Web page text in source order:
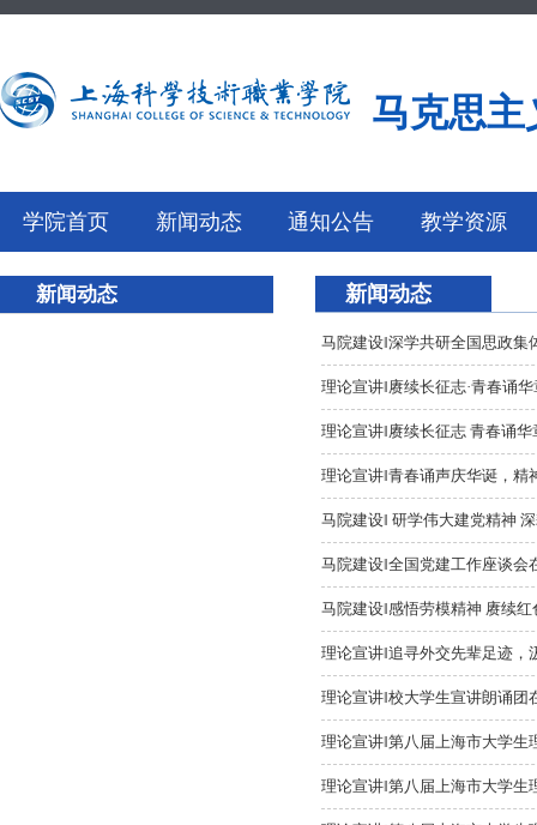
马克思主
学院首页 新闻动态 通知公告 教学资源
新闻动态 新闻动态
马院建设‖深学共研全国思政
理论宣讲‖赓续长征志·青春诵
理论宣讲‖赓续长征志 青春诵
理论宣讲‖青春诵声庆华诞，
马院建设‖ 研学伟大建党精神
马院建设‖全国党建工作座谈会
马院建设‖感悟劳模精神 赓续
理论宣讲‖追寻外交先辈足迹
理论宣讲‖校大学生宣讲朗诵团
理论宣讲‖第八届上海市大学
理论宣讲‖第八届上海市大学